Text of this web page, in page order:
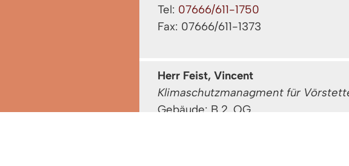
Tel: 07666/611-1750
Fax: 07666/611-1373
Herr Feist, Vincent
Klimaschutzmanagment für
Gebäude: B 2. OG